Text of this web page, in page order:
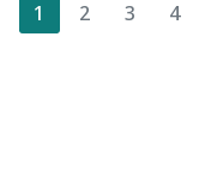
Artikkelien
sivutus
1 2 3 4